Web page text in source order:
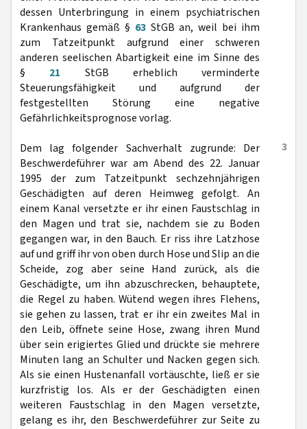
dessen Unterbringung in einem psychiatrischen
Krankenhaus gemäß § 63StGB an, weil bei ihm
zum Tatzeitpunkt aufgrund einer schweren
anderen seelischen Abartigkeit eine im Sinne des
§ 21 StGB erheblich verminderte
Steuerungsfähigkeit und aufgrund der
festgestellten Störung eine negative
Gefährlichkeitsprognose vorlag.
3
Dem lag folgender Sachverhalt zugrunde: Der
Beschwerdeführer war am Abend des 22. Januar
1995 der zum Tatzeitpunkt sechzehnjährigen
Geschädigten auf deren Heimweg gefolgt. An
einem Kanal versetzte er ihr einen Faustschlag in
den Magen und trat sie, nachdem sie zu Boden
gegangen war, in den Bauch. Er riss ihre Latzhose
auf und griff ihr von oben durch Hose und Slip an die
Scheide, zog aber seine Hand zurück, als die
Geschädigte, um ihn abzuschrecken, behauptete,
die Regel zu haben. Wütend wegen ihres Flehens,
sie gehen zu lassen, trat er ihr ein zweites Mal in
den Leib, öffnete seine Hose, zwang ihren Mund
über sein erigiertes Glied und drückte sie mehrere
Minuten lang an Schulter und Nacken gegen sich.
Als sie einen Hustenanfall vortäuschte, ließ er sie
kurzfristig los. Als er der Geschädigten einen
weiteren Faustschlag in den Magen versetzte,
gelang es ihr, den Beschwerdeführer zur Seite zu